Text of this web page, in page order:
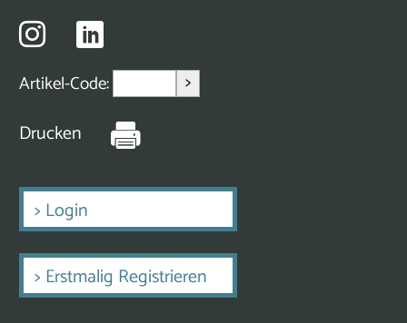
Artikel-Code: >
Drucken
> Login
> Erstmalig Registrieren